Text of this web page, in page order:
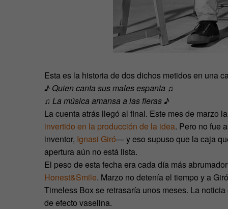
Esta es la historia de dos dichos metidos en una
♪ Quien canta sus males espanta ♫
♫ La música amansa a las fieras ♪
La cuenta atrás llegó al final. Este mes de marzo la
invertido en la producción de la idea. Pero no fue
inventor, Ignasi Giró— y eso supuso que la caja
apertura aún no está lista.
El peso de esta fecha era cada día más
Honest&Smile. Marzo no detenía el tiempo y a
Timeless Box se retrasaría unos meses. La
de efecto vaselina.